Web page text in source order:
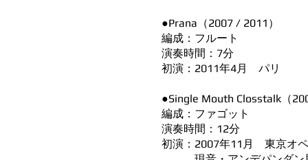
●Prana（2007 / 2011）
編成：フルート
演奏時間：7分
初演：2011年4月 パリ
●Single Mouth Closstalk（
編成：ファゴット
演奏時間：12分
初演：2007年11月 東京オ